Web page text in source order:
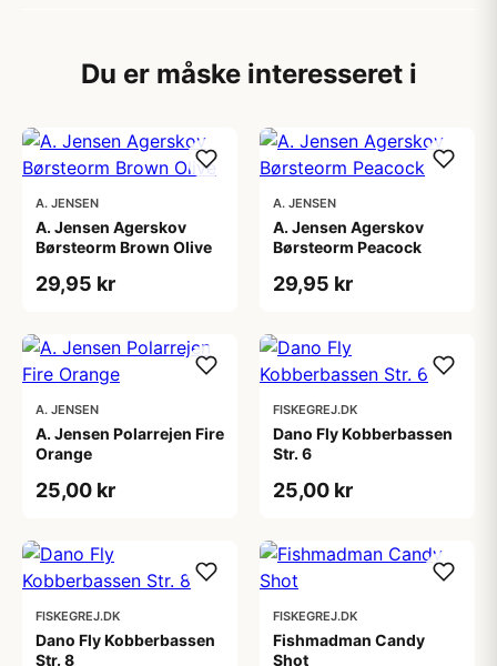
Du er måske interesseret i
A. JENSEN
A. Jensen Agerskov
Børsteorm Brown Olive
29,95 kr
A. JENSEN
A. Jensen Agerskov
Børsteorm Peacock
29,95 kr
A. JENSEN
A. Jensen Polarrejen Fire
Orange
25,00 kr
FISKEGREJ.DK
Dano Fly Kobberbassen
Str. 6
25,00 kr
FISKEGREJ.DK
Dano Fly Kobberbassen
Str. 8
FISKEGREJ.DK
Fishmadman Candy
Shot